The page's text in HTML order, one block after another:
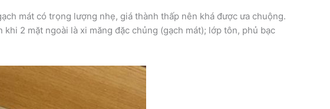
mát có trọng lượng nhẹ, giá thành thấp nên khá được ưa chuộng.
2 mặt ngoài là xi măng đặc chủng (gạch mát); lớp tôn, phủ bạc